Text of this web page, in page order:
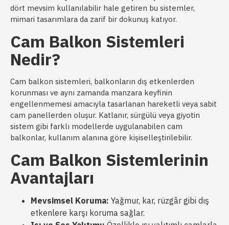
dört mevsim kullanılabilir hale getiren bu sistemler,
mimari tasarımlara da zarif bir dokunuş katıyor.
Cam Balkon Sistemleri
Nedir?
Cam balkon sistemleri, balkonların dış etkenlerden
korunması ve aynı zamanda manzara keyfinin
engellenmemesi amacıyla tasarlanan hareketli veya sabit
cam panellerden oluşur. Katlanır, sürgülü veya giyotin
sistem gibi farklı modellerde uygulanabilen cam
balkonlar, kullanım alanına göre kişiselleştirilebilir.
Cam Balkon Sistemlerinin
Avantajları
Mevsimsel Koruma: Yağmur, kar, rüzgâr gibi dış
etkenlere karşı koruma sağlar.